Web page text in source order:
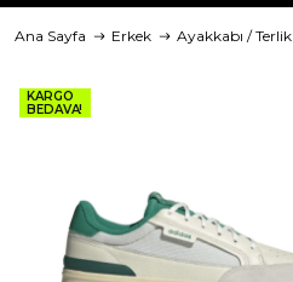
Ana Sayfa Erkek Ayakkabı / Terlik
KARGO
BEDAVA!